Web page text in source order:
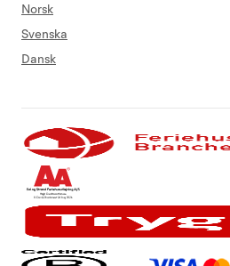
Norsk
Svenska
Dansk